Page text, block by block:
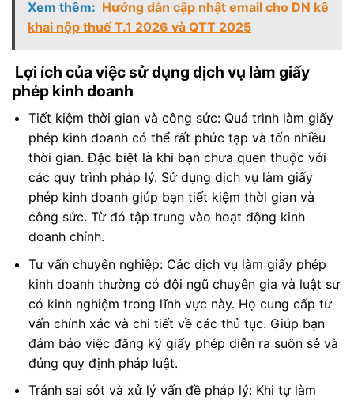
Xem thêm: Hướng dẫn cập nhật email cho DN kê
khai nộp thuế T.1 2026 và QTT 2025
Lợi ích của việc sử dụng dịch vụ làm giấy
phép kinh doanh
Tiết kiệm thời gian và công sức: Quá trình làm giấy
phép kinh doanh có thể rất phức tạp và tốn nhiều
thời gian. Đặc biệt là khi bạn chưa quen thuộc với
các quy trình pháp lý. Sử dụng dịch vụ làm giấy
phép kinh doanh giúp bạn tiết kiệm thời gian và
công sức. Từ đó tập trung vào hoạt động kinh
doanh chính.
Tư vấn chuyên nghiệp: Các dịch vụ làm giấy phép
kinh doanh thường có đội ngũ chuyên gia và luật sư
có kinh nghiệm trong lĩnh vực này. Họ cung cấp tư
vấn chính xác và chi tiết về các thủ tục. Giúp bạn
đảm bảo việc đăng ký giấy phép diễn ra suôn sẻ và
đúng quy định pháp luật.
Tránh sai sót và xử lý vấn đề pháp lý: Khi tự làm